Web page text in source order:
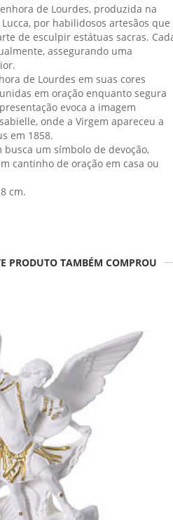
de Lourdes, produzida na
por habilidosos artesãos que
de esculpir estátuas sacras.
assegurando uma
de Lourdes em suas cores
em oração enquanto segura
evoca a imagem
onde a Virgem apareceu a
em 1858.
um símbolo de devoção,
cantinho de oração em casa ou
cm.
PRODUTO TAMBÉM COMPROU